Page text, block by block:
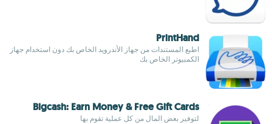
PrintHand
اطبع المستندات من جهاز الأندرويد الخاص بك دون استخدام جهاز
الكمبيوتر الخاص بك
Bigcash: Earn Money & Free Gift Cards
لتوفير بعض المال من كل عملية تقوم بها